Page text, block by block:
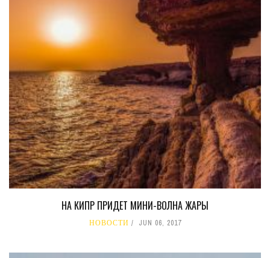
НА КИПР ПРИДЕТ МИНИ-ВОЛНА ЖАРЫ
НОВОСТИ JUN 06, 2017